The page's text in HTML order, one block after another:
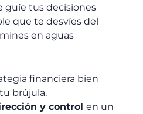
guíe tus decisiones
que te desvíes del
en aguas
financiera bien
brújula,
y control en un